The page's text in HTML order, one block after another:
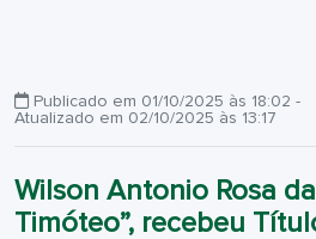
Publicado em 01/10/2025 às 18:02 -
Atualizado em 02/10/2025 às 13:17
Wilson Antonio Rosa
Timóteo”, recebeu